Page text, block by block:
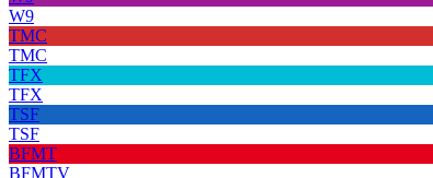
W9
TMC
TMC
TFX
TFX
TSF
TSF
BFMT
BFMTV